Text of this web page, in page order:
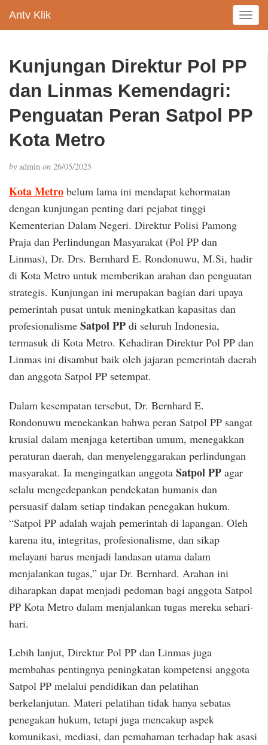
Antv Klik
T
o
l
a
Kunjungan Direktur Pol PP
dan Linmas Kemendagri:
Penguatan Peran Satpol PP
Kota Metro
by admin on 26/05/2025
Kota Metro belum lama ini mendapat kehormatan
dengan kunjungan penting dari pejabat tinggi
Kementerian Dalam Negeri. Direktur Polisi Pamong
Praja dan Perlindungan Masyarakat (Pol PP dan
Linmas), Dr. Drs. Bernhard E. Rondonuwu, M.Si, hadir
di Kota Metro untuk memberikan arahan dan penguatan
strategis. Kunjungan ini merupakan bagian dari upaya
pemerintah pusat untuk meningkatkan kapasitas dan
profesionalisme Satpol PP di seluruh Indonesia,
termasuk di Kota Metro. Kehadiran Direktur Pol PP dan
Linmas ini disambut baik oleh jajaran pemerintah daerah
dan anggota Satpol PP setempat.
Dalam kesempatan tersebut, Dr. Bernhard E.
Rondonuwu menekankan bahwa peran Satpol PP sangat
krusial dalam menjaga ketertiban umum, menegakkan
peraturan daerah, dan menyelenggarakan perlindungan
masyarakat. Ia mengingatkan anggota Satpol PP agar
selalu mengedepankan pendekatan humanis dan
persuasif dalam setiap tindakan penegakan hukum.
“Satpol PP adalah wajah pemerintah di lapangan. Oleh
karena itu, integritas, profesionalisme, dan sikap
melayani harus menjadi landasan utama dalam
menjalankan tugas,” ujar Dr. Bernhard. Arahan ini
diharapkan dapat menjadi pedoman bagi anggota Satpol
PP Kota Metro dalam menjalankan tugas mereka sehari-
hari.
Lebih lanjut, Direktur Pol PP dan Linmas juga
membahas pentingnya peningkatan kompetensi anggota
Satpol PP melalui pendidikan dan pelatihan
berkelanjutan. Materi pelatihan tidak hanya sebatas
penegakan hukum, tetapi juga mencakup aspek
komunikasi, mediasi, dan pemahaman terhadap hak asasi